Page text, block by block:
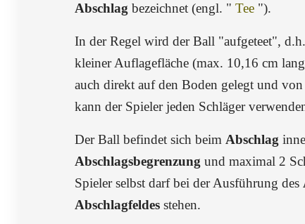
Abschlag bezeichnet (engl. " Tee ").
In der Regel wird der Ball "aufgeteet",
kleiner Auflagefläche (max. 10,16 cm
auch direkt auf den Boden gelegt und
kann der Spieler jeden Schläger
Der Ball befindet sich beim Abschlag
Abschlagsbegrenzung und maximal 2
Spieler selbst darf bei der Ausführung des
Abschlagfeldes stehen.